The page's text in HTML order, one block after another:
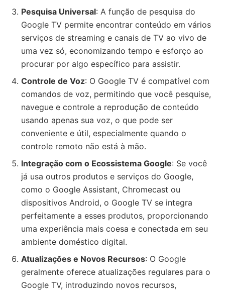
Pesquisa Universal: A função de pesquisa do
Google TV permite encontrar conteúdo em vários
serviços de streaming e canais de TV ao vivo de
uma vez só, economizando tempo e esforço ao
procurar por algo específico para assistir.
Controle de Voz: O Google TV é compatível com
comandos de voz, permitindo que você pesquise,
navegue e controle a reprodução de conteúdo
usando apenas sua voz, o que pode ser
conveniente e útil, especialmente quando o
controle remoto não está à mão.
Integração com o Ecossistema Google: Se você
já usa outros produtos e serviços do Google,
como o Google Assistant, Chromecast ou
dispositivos Android, o Google TV se integra
perfeitamente a esses produtos, proporcionando
uma experiência mais coesa e conectada em seu
ambiente doméstico digital.
Atualizações e Novos Recursos: O Google
geralmente oferece atualizações regulares para o
Google TV, introduzindo novos recursos,